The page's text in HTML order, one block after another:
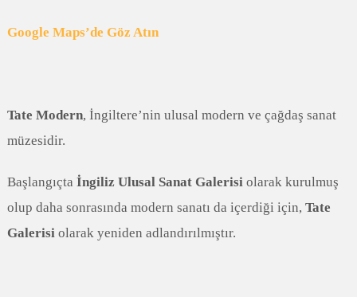
Google Maps’de Göz Atın
Tate Modern, İngiltere’nin ulusal modern ve çağdaş sanat
müzesidir.
Başlangıçta İngiliz Ulusal Sanat Galerisiolarak kurulmuş
olup daha sonrasında modern sanatı da içerdiği için, Tate
Galerisiolarak yeniden adlandırılmıştır.